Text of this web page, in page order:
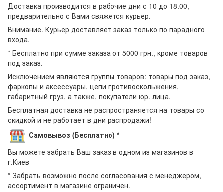
Доставка производится в рабочие дни с 10 до 18.00,
предварительно с Вами свяжется курьер.
Внимание. Курьер доставляет заказ только по парадного
входа.
* Бесплатно при сумме заказа от 5000 грн., кроме товаров
под заказ.
Исключением являются группы товаров: товары под заказ,
фаркопы и аксессуары, цепи противоскольжения,
габаритный груз, а также, покупатели юр. лица.
Бесплатная доставка не распространяется на товары со
скидкой и не работает в дни распродажи!
Самовывоз (Бесплатно) *
Вы можете забрать Ваш заказ в одном из магазинов в
г.Киев
* Забрать возможно после согласования с менеджером,
ассортимент в магазине ограничен.